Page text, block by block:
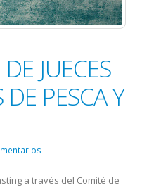
JUECES
PESCA Y
a través del Comité de